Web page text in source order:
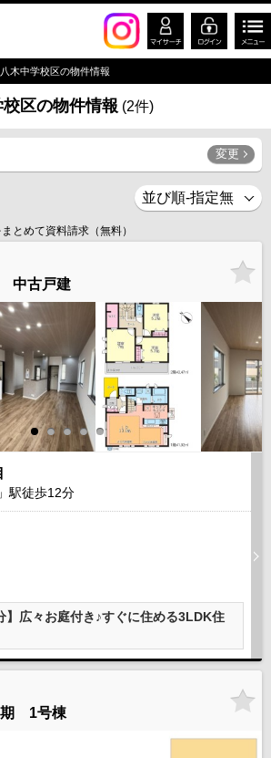
木中学校区の物件情報
区の物件情報 (2件)
変更
とめて資料請求（無料）
中古戸建
駅徒歩12分
】広々お庭付き♪すぐに住める3LDK住
期 1号棟